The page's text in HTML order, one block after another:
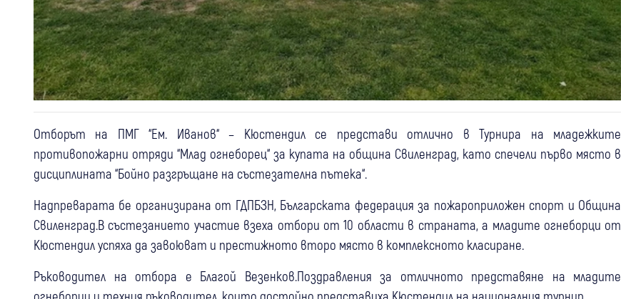
Отборът на ПМГ “Ем. Иванов“ – Кюстендил се представи отлично в Турнира на младежките
противопожарни отряди “Млад огнеборец“ за купата на община Свиленград, като спечели първо място в
дисциплината “Бойно разгръщане на състезателна пътека“.
Надпреварата бе организирана от ГДПБЗН, Българската федерация за пожароприложен спорт и Община
Свиленград.В състезанието участие взеха отбори от 10 области в страната, а младите огнеборци от
Кюстендил успяха да завоюват и престижното второ място в комплексното класиране.
Ръководител на отбора е Благой Везенков.Поздравления за отличното представяне на младите